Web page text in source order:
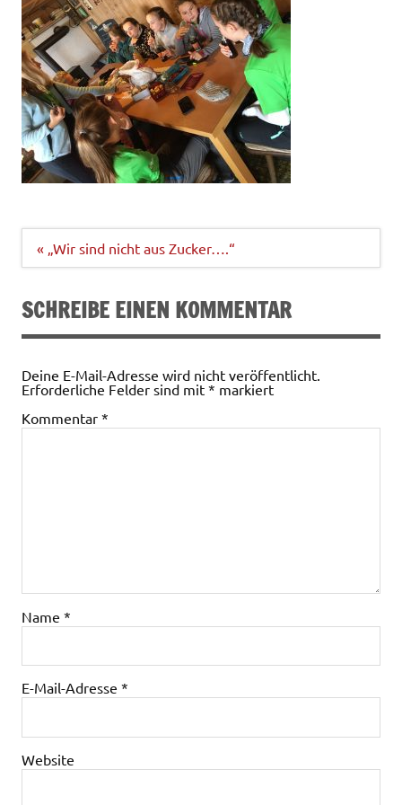
Beitragsnavigation
« „Wir sind nicht aus Zucker….“
SCHREIBE EINEN KOMMENTAR
Deine E-Mail-Adresse wird nicht veröffentlicht.
Erforderliche Felder sind mit * markiert
Kommentar *
Name *
E-Mail-Adresse *
Website